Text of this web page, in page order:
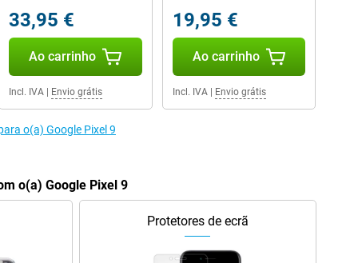
33,95 €
Ao carrinho
Incl. IVA| Envio grátis
19,95 €
Ao carrinho
Incl. IVA| Envio grátis
o(a) Google Pixel 9
o(a) Google Pixel 9
Protetores de ecrã